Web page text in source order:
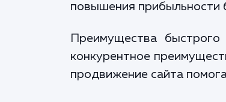
повышения прибыльности
Преимущества
конкурентное
продвижение сайта